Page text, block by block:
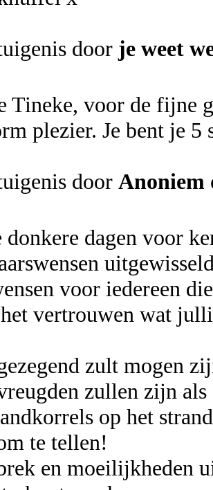
door je weet
Tineke, voor de fijne
plezier. Je bent je 5
door Anoniem
donkere dagen voor
voor iedereen
vertrouwen wat
zult mogen
zullen zijn als
op het
te tellen!
en moeilijkheden